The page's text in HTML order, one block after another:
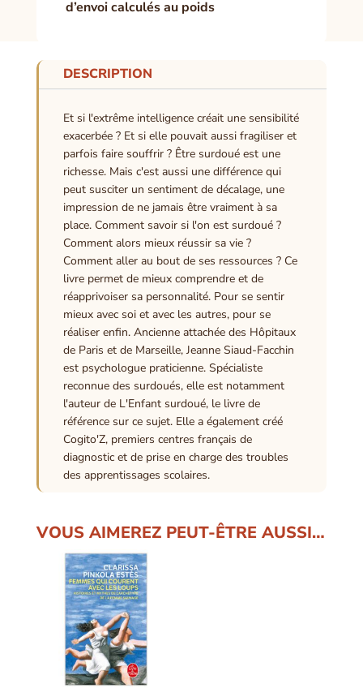
d’envoi calculés au poids
DESCRIPTION
Et si l'extrême intelligence créait une sensibilité
exacerbée ? Et si elle pouvait aussi fragiliser et
parfois faire souffrir ? Être surdoué est une
richesse. Mais c'est aussi une différence qui
peut susciter un sentiment de décalage, une
impression de ne jamais être vraiment à sa
place. Comment savoir si l'on est surdoué ?
Comment alors mieux réussir sa vie ?
Comment aller au bout de ses ressources ? Ce
livre permet de mieux comprendre et de
réapprivoiser sa personnalité. Pour se sentir
mieux avec soi et avec les autres, pour se
réaliser enfin. Ancienne attachée des Hôpitaux
de Paris et de Marseille, Jeanne Siaud-Facchin
est psychologue praticienne. Spécialiste
reconnue des surdoués, elle est notamment
l'auteur de L'Enfant surdoué, le livre de
référence sur ce sujet. Elle a également créé
Cogito'Z, premiers centres français de
diagnostic et de prise en charge des troubles
des apprentissages scolaires.
VOUS AIMEREZ PEUT-ÊTRE AUSSI…